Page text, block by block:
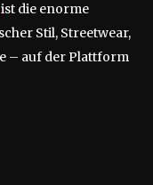
ist die enorme
Stil, Streetwear,
– auf der Plattform